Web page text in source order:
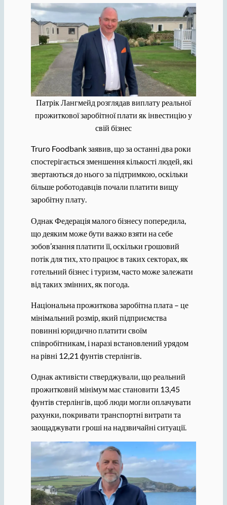
Патрік Лангмейд розглядав виплату реальної
прожиткової заробітної плати як інвестицію у
свій бізнес
Truro Foodbank заявив, що за останні два роки
спостерігається зменшення кількості людей, які
звертаються до нього за підтримкою, оскільки
більше роботодавців почали платити вищу
заробітну плату.
Однак Федерація малого бізнесу попередила,
що деяким може бути важко взяти на себе
зобов’язання платити її, оскільки грошовий
потік для тих, хто працює в таких секторах, як
готельний бізнес і туризм, часто може залежати
від таких змінних, як погода.
Національна прожиткова заробітна плата – це
мінімальний розмір, який підприємства
повинні юридично платити своїм
співробітникам, і наразі встановлений урядом
на рівні 12,21 фунтів стерлінгів.
Однак активісти стверджували, що реальний
прожитковий мінімум має становити 13,45
фунтів стерлінгів, щоб люди могли оплачувати
рахунки, покривати транспортні витрати та
заощаджувати гроші на надзвичайні ситуації.